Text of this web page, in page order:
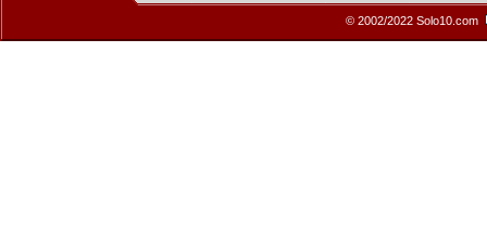
© 2002/2022 Solo10.com